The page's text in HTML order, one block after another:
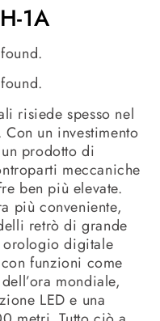
1A
risiede spesso nel
un investimento
prodotto di
meccaniche
ben più elevate.
più conveniente,
retrò di grande
orologio digitale
funzioni come
mondiale,
LED e una